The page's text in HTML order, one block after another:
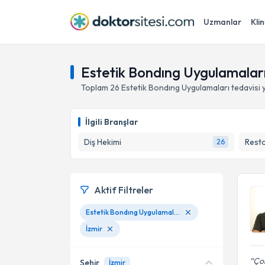
Uzmanlar
Estetik Bondıng
Toplam 26 Estetik Bondıng Uygulamaları tedavisi
İlgili Branşlar
Diş Hekimi
26
Aktif Filtreler
Estetik Bondıng Uygulamaları
İzmir
Şehir İzmir